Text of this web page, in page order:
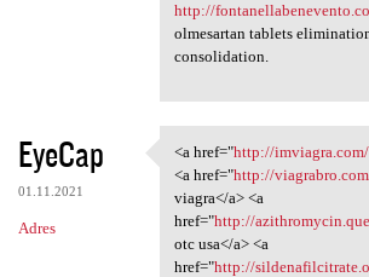
http://
olmesartan tablets
consolidation.
EyeCap
01.11.2021
Adres
<a href="http://
<a href="http://
<a href="http://
viagra</a> <a
href="http://
otc usa</a> <a
href="http://